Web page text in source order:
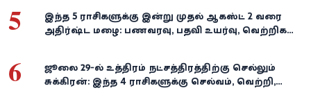
5
இந்த 5 ராசிகளுக்கு இன்று முதல் ஆகஸ்ட் 2 வரை
அதிர்ஷ்ட மழை: பணவரவு, பதவி உயர்வு, வெற்றிகள்
6
ஜூலை 29-ல் உத்திரம் நட்சத்திரத்திற்கு செல்லும்
சுக்கிரன்: இந்த 4 ராசிகளுக்கு செல்வம், வெற்றி,